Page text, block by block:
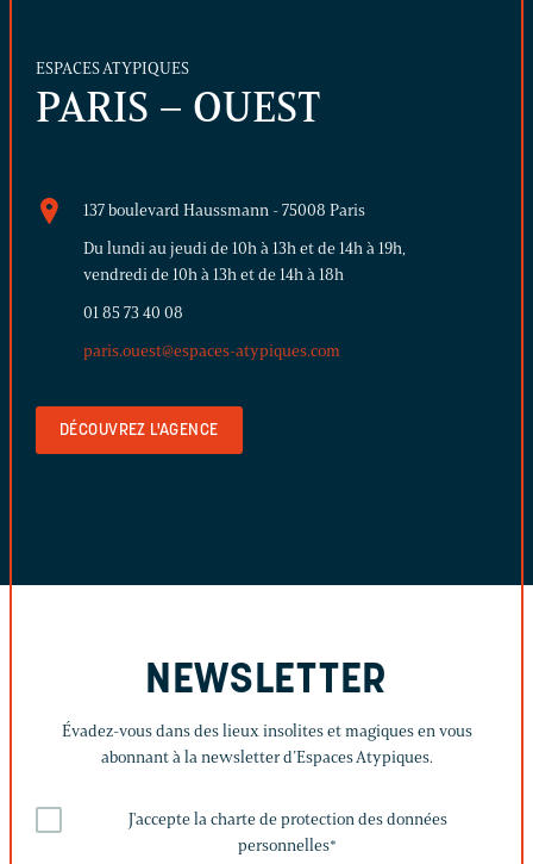
ESPACES ATYPIQUES
PARIS – OUEST
137 boulevard Haussmann - 75008 Paris
Du lundi au jeudi de 10h à 13h et de 14h à 19h,
vendredi de 10h à 13h et de 14h à 18h
01 85 73 40 08
paris.ouest@espaces-atypiques.com
DÉCOUVREZ L'AGENCE
NEWSLETTER
Évadez-vous dans des lieux insolites et magiques en vous
abonnant à la newsletter d’Espaces Atypiques.
J'accepte la charte de protection des données
personnelles*